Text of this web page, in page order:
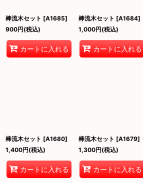
棒流木セット [A1685]
900円(税込)
カートに入れる
棒流木セット [A1684]
1,000円(税込)
カートに入れる
棒流木セット [A1680]
1,400円(税込)
カートに入れる
棒流木セット [A1679]
1,300円(税込)
カートに入れる